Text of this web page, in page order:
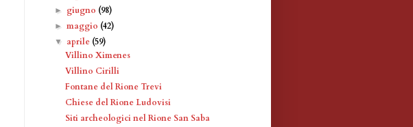
► giugno (98)
►maggio (42)
▼ aprile (59)
Villino Ximenes
Villino Cirilli
Fontane del Rione Trevi
Chiese del Rione Ludovisi
Siti archeologici nel Rione San Saba